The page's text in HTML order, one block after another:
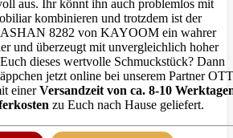
aus. Ihr könnt ihn auch problemlos mit
kombinieren und trotzdem ist der
8282 von KAYOOM ein wahrer
und überzeugt mit unvergleichlich hoher
dieses wertvolle Schmuckstück? Dann
jetzt online bei unserem Partner
einerVersandzeit von ca. 8-10
zu Euch nach Hause geliefert.